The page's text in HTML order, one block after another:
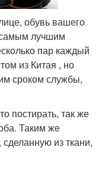
обувь вашего
лучшим
пар каждый
из Китая , но
сроком службы,
постирать, так же
Таким же
из ткани,